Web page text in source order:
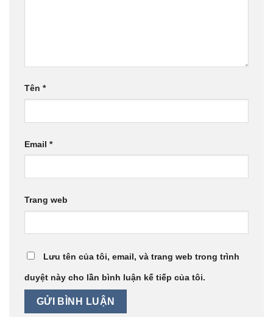
Tên *
Email *
Trang web
Lưu tên của tôi, email, và trang web trong trình
duyệt này cho lần bình luận kế tiếp của tôi.